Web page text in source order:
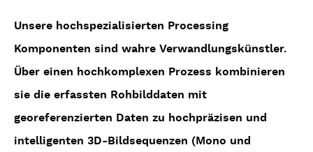
Unsere hochspezialisierten Processing
Komponenten sind wahre Verwandlungskünstler.
Über einen hochkomplexen Prozess kombinieren
sie die erfassten Rohbilddaten mit
georeferenzierten Daten zu hochpräzisen und
intelligenten 3D-Bildsequenzen (Mono und